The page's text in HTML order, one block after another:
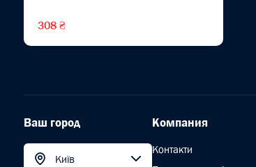
308 ₴
Ваш город
Київ
Компания
Контакти